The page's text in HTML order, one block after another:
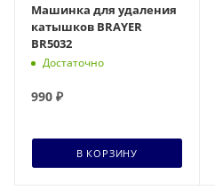
Машинка для удаления
катышков BRAYER
BR5032
Достаточно
990 ₽
В КОРЗИНУ